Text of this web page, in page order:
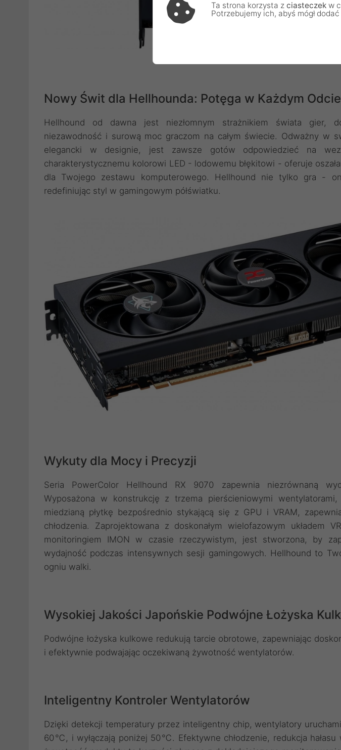
Nowy Świt dla Hellhounda: Potęga w Każdym
Hellhound od dawna jest niezłomnym strażnikiem świata gier,
niezawodność i surową moc graczom na całym świecie. Odważny w
elegancki w designie, jest zawsze gotów odpowiedzieć na
charakterystycznemu kolorowi LED - lodowemu błękitowi - oferuje
dla Twojego zestawu komputerowego. Hellhound nie tylko gra -
redefiniując styl w gamingowym półświatku.
Wykuty dla Mocy i Precyzji
Seria PowerColor Hellhound RX 9070 zapewnia niezrównaną
Wyposażona w konstrukcję z trzema pierścieniowymi
miedzianą płytkę bezpośrednio stykającą się z GPU i VRAM,
chłodzenia. Zaprojektowana z doskonałym wielofazowym układem
monitoringiem IMON w czasie rzeczywistym, jest stworzona, by
wydajność podczas intensywnych sesji gamingowych. Hellhound to
ogniu walki.
Wysokiej Jakości Japońskie Podwójne Łożyska
Podwójne łożyska kulkowe redukują tarcie obrotowe, zapewniając
i efektywnie podwajając oczekiwaną żywotność wentylatorów.
Inteligentny Kontroler Wentylatorów
Dzięki detekcji temperatury przez inteligentny chip, wentylatory
60℃, i wyłączają poniżej 50℃. Efektywne chłodzenie, redukcja hałasu
Ta strona korzysta z ciasteczek w
Potrzebujemy ich, abyś mógł